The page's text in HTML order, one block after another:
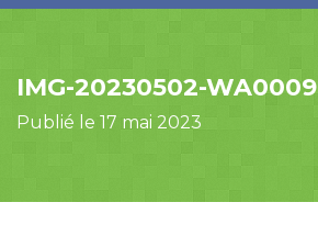
IMG-20230502-WA0009
Publié le 17 mai 2023